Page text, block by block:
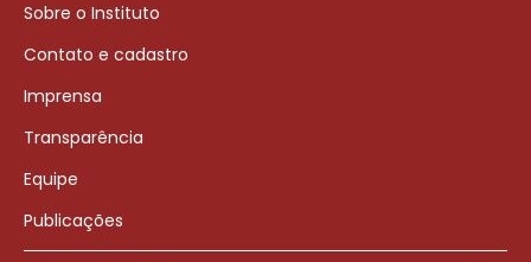
Sobre o Instituto
Contato e cadastro
Imprensa
Transparência
Equipe
Publicações